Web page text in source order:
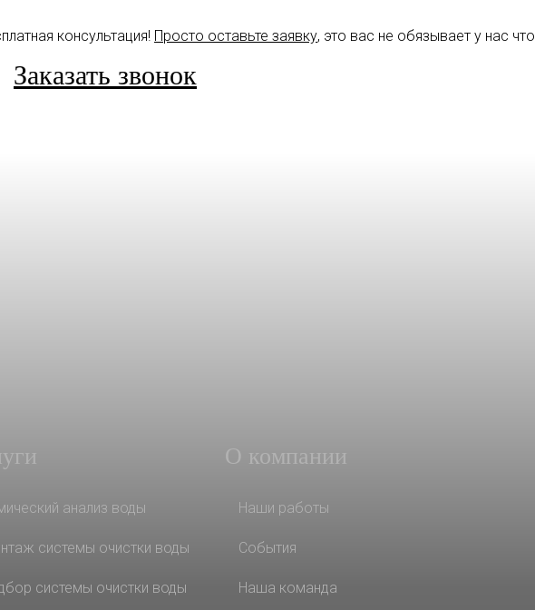
консультация! Просто оставьте заявку, это вас не обязывает у нас
Заказать звонок
анализ воды
системы очистки воды
системы очистки воды
О компании
Наши работы
События
Наша команда